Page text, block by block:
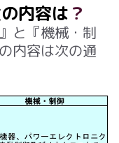
内容は ？
と『機械・制
内容は次の通